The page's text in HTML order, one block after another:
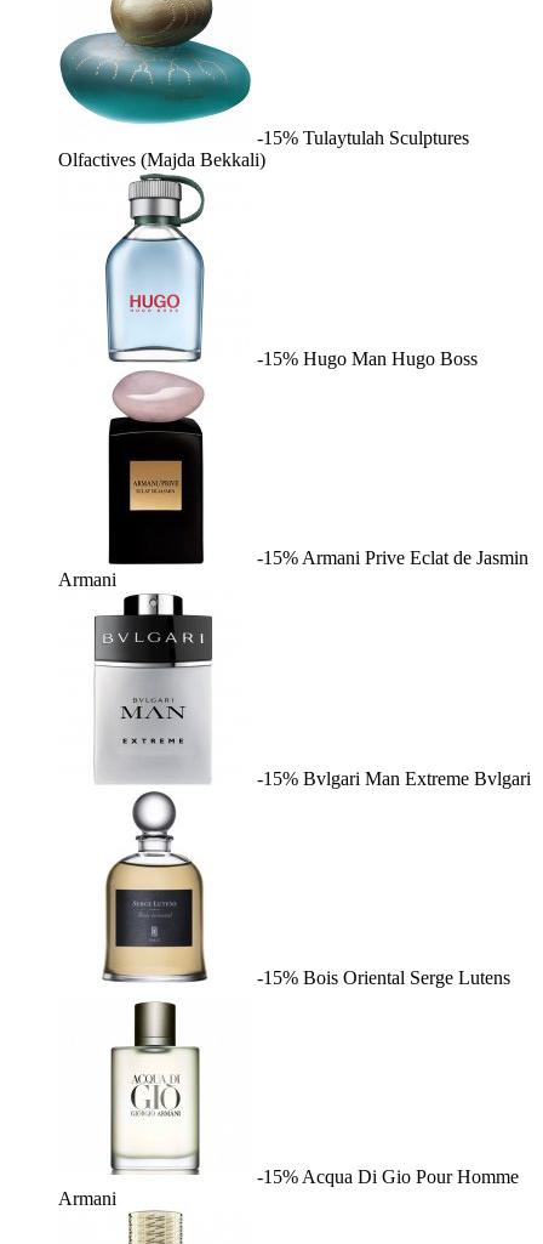
-15% Tulaytulah Sculptures
Olfactives (Majda Bekkali)
-15% Hugo Man Hugo Boss
-15% Armani Prive Eclat de Jasmin
Armani
-15% Bvlgari Man Extreme Bvlgari
-15% Bois Oriental Serge Lutens
-15% Acqua Di Gio Pour Homme
Armani